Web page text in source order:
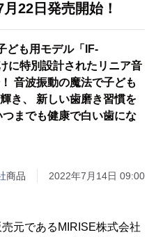
22日発売開始！
ども用モデル「IF-
に特別設計されたリニア音
音波振動の魔法で子ども
き、 新しい歯磨き習慣を
までも健康で白い歯にな
商品 2022年7月14日 09:00
元であるMIRISE株式会社